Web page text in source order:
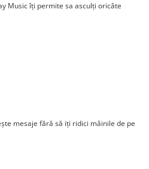
Music îți permite sa asculți oricâte
mesaje fără să iți ridici mâinile de pe